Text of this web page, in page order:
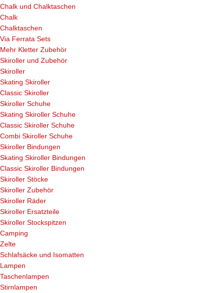
Chalk und Chalktaschen
Chalk
Chalktaschen
Via Ferrata Sets
Mehr Kletter Zubehör
Skiroller und Zubehör
Skiroller
Skating Skiroller
Classic Skiroller
Skiroller Schuhe
Skating Skiroller Schuhe
Classic Skiroller Schuhe
Combi Skiroller Schuhe
Skiroller Bindungen
Skating Skiroller Bindungen
Classic Skiroller Bindungen
Skiroller Stöcke
Skiroller Zubehör
Skiroller Räder
Skiroller Ersatzteile
Skiroller Stockspitzen
Camping
Zelte
Schlafsäcke und Isomatten
Lampen
Taschenlampen
Stirnlampen